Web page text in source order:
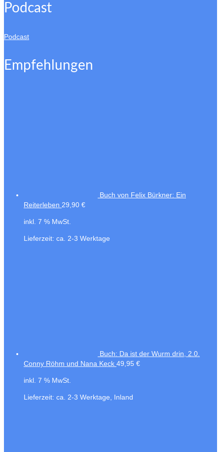
Podcast
Podcast
Empfehlungen
Buch von Felix Bürkner: Ein
Reiterleben 29,90 €
inkl. 7 % MwSt.
Lieferzeit: ca. 2-3 Werktage
Buch: Da ist der Wurm drin, 2.0.
Conny Röhm und Nana Keck 49,95 €
inkl. 7 % MwSt.
Lieferzeit: ca. 2-3 Werktage, Inland